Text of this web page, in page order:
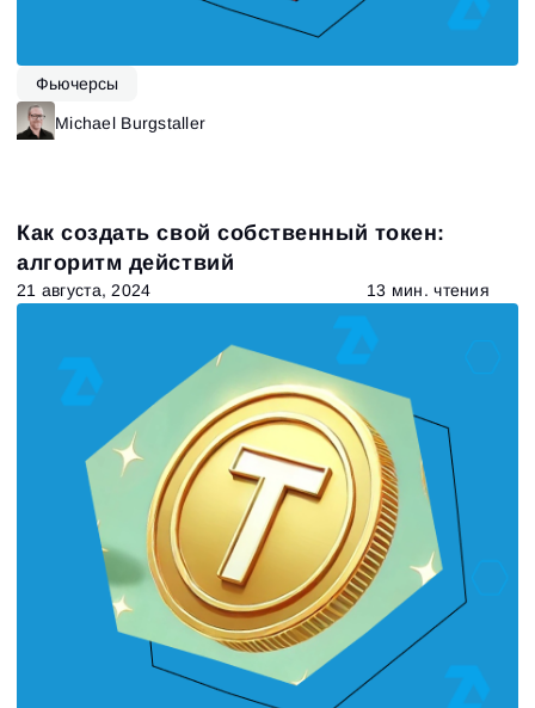
Фьючерсы
Michael Burgstaller
Как создать свой собственный токен:
алгоритм действий
21 августа, 2024 13 мин. чтения